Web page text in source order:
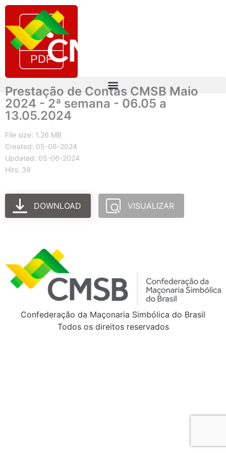
Prestação de Contas CMSB Maio
2024 - 2ª semana - 06.05 a
13.05.2024
File size: 1.26 MB
Created: 05-06-2024
Updated: 05-06-2024
Hits: 39
DOWNLOAD VISUALIZAR
Confederação da Maçonaria Simbólica do Brasil
Todos os direitos reservados